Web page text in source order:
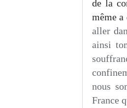
de la
même a
aller
ainsi
nous
France